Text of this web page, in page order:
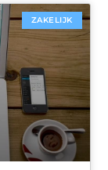
ZAKELIJK